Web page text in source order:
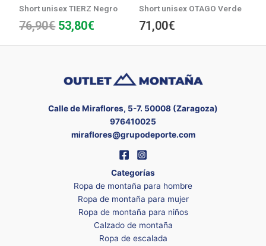
Short unisex TIERZ Negro
76,90€ 53,80€
Short unisex OTAGO Verde
71,00€
Calle de Miraflores, 5-7. 50008 (Zaragoza)
976410025
miraflores@grupodeporte.com
Categorías
Ropa de montaña para hombre
Ropa de montaña para mujer
Ropa de montaña para niños
Calzado de montaña
Ropa de escalada